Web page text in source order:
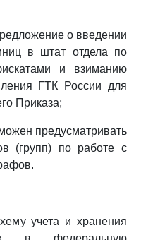
о введении
в штат отдела по
и взиманию
ГТК России для
Приказа;
предусматривать
(групп) по работе с
учета и хранения